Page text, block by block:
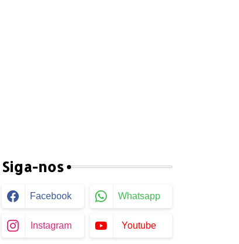
Siga-nos
Facebook Whatsapp
Instagram Youtube